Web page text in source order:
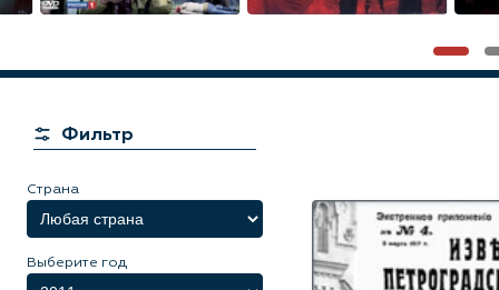
1 2
Фильтр
Страна
Выберите год